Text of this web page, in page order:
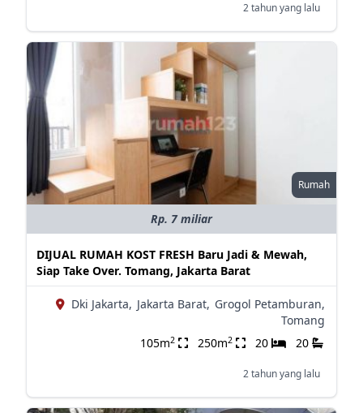
2 tahun yang lalu
Rumah
Rp. 7 miliar
DIJUAL RUMAH KOST FRESH Baru Jadi & Mewah,
Siap Take Over. Tomang, Jakarta Barat
Dki Jakarta, Jakarta Barat, Grogol Petamburan,
Tomang
105m2 250m2 20 20
2 tahun yang lalu